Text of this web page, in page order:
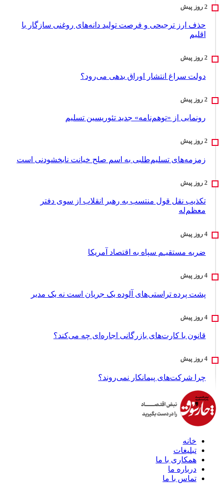
حذف ارز ترجیحی و فرصت تولید دانه‌های روغنی سازگار با
اقلیم
دولت سراغ انتشار اوراق بدهی می‌رود؟
رونمایی از «توهم‌نامه» جدید تئور‌یسین تسلیم
زمزمه‌های تسلیم‌طلبی به اسم صلح خیانت نابخشودنی است
تکذیب نقل قول منتسب به رهبر انقلاب از سوی دفتر
معظم‌له
ضربه مستقیـم سپاه به اقتصاد آمر‌یکا
پشت پرده تراستی‌های آلوده یک جریان است نه یک مدیر
قانون با کارت‌های بازرگانی اجاره‌ای چه می‌کند؟
چرا شرکت‌های پیمانکار نمی‌روند؟
خانه
تبلیغات
همکاری با ما
درباره ما
تماس با ما